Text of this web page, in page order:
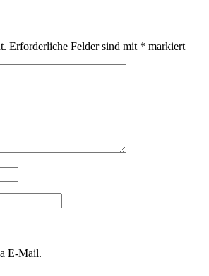
Erforderliche Felder sind mit * markiert
E-Mail.